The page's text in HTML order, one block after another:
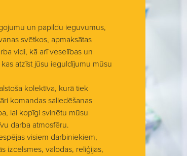
un papildu ieguvumus,
svētkos, apmaksātas
vidi, kā arī veselības un
atzīst jūsu ieguldījumu mūsu
kolektīva, kurā tiek
komandas saliedēšanas
lai kopīgi svinētu mūsu
darba atmosfēru.
visiem darbiniekiem,
izcelsmes, valodas, reliģijas,